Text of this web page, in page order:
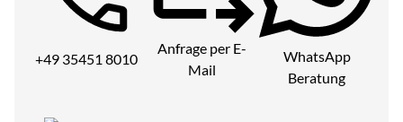
Telefon:
+49 35451 8010
Anfrage per E-
Mail
WhatsApp
Beratung